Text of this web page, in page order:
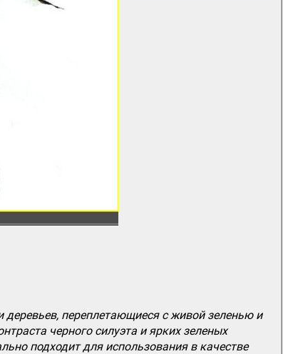
переплетающиеся с живой зеленью и
черного силуэта и ярких зеленых
подходит для использования в качестве